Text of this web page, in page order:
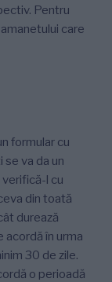
Pentru
care
formular cu
va da un
l cu
din toată
durează
acordă în urma
30 de zile.
o perioadă